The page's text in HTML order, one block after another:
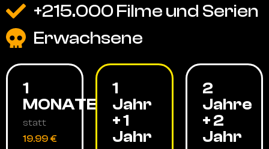
+215.000 Filme und Serien
Erwachsene
1
MONATE
statt
19.99 €
1
Jahr
+ 1
Jahr
2
Jahre
+ 2
Jahr